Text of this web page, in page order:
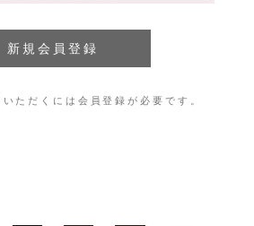
ただくには会員登録が必要です。